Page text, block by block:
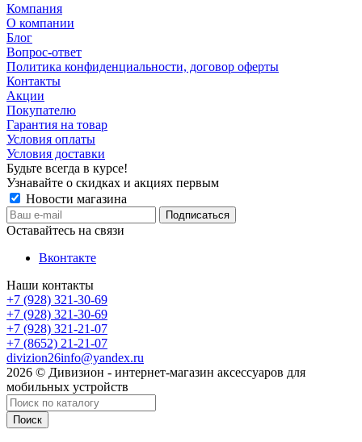
Компания
О компании
Блог
Вопрос-ответ
Политика конфиденциальности, договор оферты
Контакты
Акции
Покупателю
Гарантия на товар
Условия оплаты
Условия доставки
Будьте всегда в курсе!
Узнавайте о скидках и акциях первым
Новости магазина
Оставайтесь на связи
Вконтакте
Наши контакты
+7 (928) 321-30-69
+7 (928) 321-30-69
+7 (928) 321-21-07
+7 (8652) 21-21-07
divizion26info@yandex.ru
2026 © Дивизион - интернет-магазин аксессуаров для
мобильных устройств
Поиск